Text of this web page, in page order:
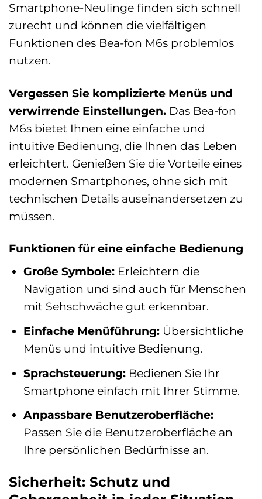
Smartphone-Neulinge finden sich schnell
zurecht und können die vielfältigen
Funktionen des Bea-fon M6s problemlos
nutzen.
Vergessen Sie komplizierte Menüs und
verwirrende Einstellungen. Das Bea-fon
M6s bietet Ihnen eine einfache und
intuitive Bedienung, die Ihnen das Leben
erleichtert. Genießen Sie die Vorteile eines
modernen Smartphones, ohne sich mit
technischen Details auseinandersetzen zu
müssen.
Funktionen für eine einfache Bedienung
Große Symbole: Erleichtern die
Navigation und sind auch für Menschen
mit Sehschwäche gut erkennbar.
Einfache Menüführung: Übersichtliche
Menüs und intuitive Bedienung.
Sprachsteuerung: Bedienen Sie Ihr
Smartphone einfach mit Ihrer Stimme.
Anpassbare Benutzeroberfläche:
Passen Sie die Benutzeroberfläche an
Ihre persönlichen Bedürfnisse an.
Sicherheit: Schutz und